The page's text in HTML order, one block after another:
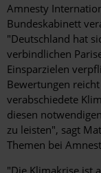
Amnesty
Bundeskabinett
"Deutschland hat
verbindlichen
Einsparzielen
Bewertungen
verabschiedete
diesen
zu leisten", sagt
Themen bei
"Die Klimakrise ist